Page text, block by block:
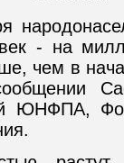
- на
чем в
ЮНФПА,